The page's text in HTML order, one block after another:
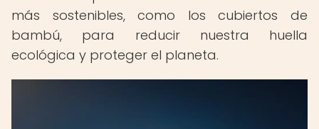
más sostenibles, como los cubiertos de
bambú, para reducir nuestra huella
ecológica y proteger el planeta.